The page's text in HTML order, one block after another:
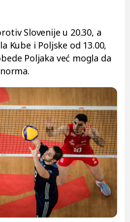
Slovenije u 20.30, a
Kube i Poljske od 13.00,
Poljaka već mogla da